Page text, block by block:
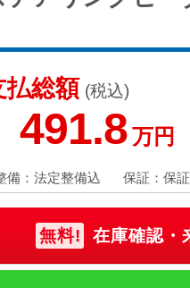
払総額 (税込)
491.8万円
備：法定整備込 保証：保
無料! 在庫確認・